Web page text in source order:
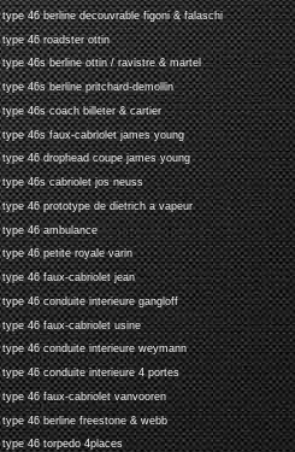
type 46 berline decouvrable figoni & falaschi
type 46 roadster ottin
type 46s berline ottin / ravistre & martel
type 46s berline pritchard-demollin
type 46s coach billeter & cartier
type 46s faux-cabriolet james young
type 46 drophead coupe james young
type 46s cabriolet jos neuss
type 46 prototype de dietrich a vapeur
type 46 ambulance
type 46 petite royale varin
type 46 faux-cabriolet jean
type 46 conduite interieure gangloff
type 46 faux-cabriolet usine
type 46 conduite interieure weymann
type 46 conduite interieure 4 portes
type 46 faux-cabriolet vanvooren
type 46 berline freestone & webb
type 46 torpedo 4places